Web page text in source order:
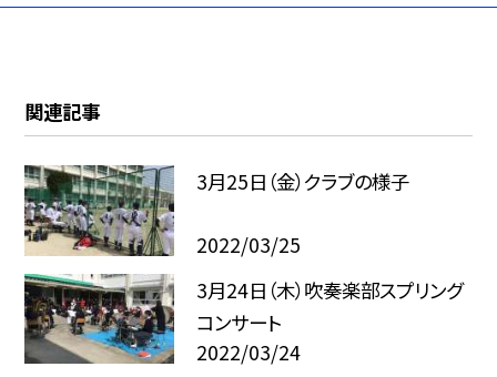
関連記事
3月25日（金）クラブの様子
2022/03/25
3月24日（木）吹奏楽部スプリング
コンサート
2022/03/24